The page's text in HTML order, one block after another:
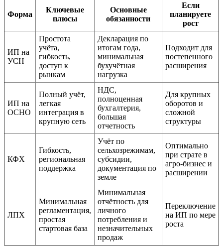
Форма
Ключевые
плюсы
Основные
обязанности
Если
планируете
рост
ИП на
УСН
Простота
учёта,
гибкость,
доступ к
рынкам
Декларация по
итогам года,
минимальная
бухучётная
нагрузка
Подходит для
постепенного
расширения
ИП на
ОСНО
Полный учёт,
легкая
интеграция в
крупную сеть
НДС,
полноценная
бухгалтерия,
большая
отчетность
Для крупных
оборотов и
сложной
структуры
КФХ
Гибкость,
региональная
поддержка
Учёт по
сельхозрежимам,
субсидии,
документация по
земле
Оптимально
при страте в
агро-бизнес и
расширении
ЛПХ
Минимальная
регламентация,
простая
стартовая база
Минимальная
отчётность для
личного
потребления и
незначительных
продаж
Переключение
на ИП по мере
роста